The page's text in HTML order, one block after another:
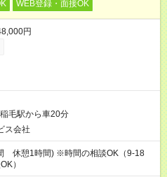
WEB登録・面接OK
円
稲毛駅から車20分
ス会社
休憩1時間) ※時間の相談OK（9-18
）